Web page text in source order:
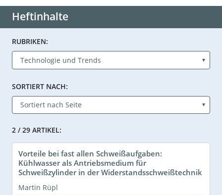
Heftinhalte
RUBRIKEN:
SORTIERT NACH:
2 / 29 ARTIKEL:
Vorteile bei fast allen Schweißaufgaben:
Kühlwasser als Antriebsmedium für
Schweißzylinder in der Widerstandsschweißtechnik
Martin Rüpl